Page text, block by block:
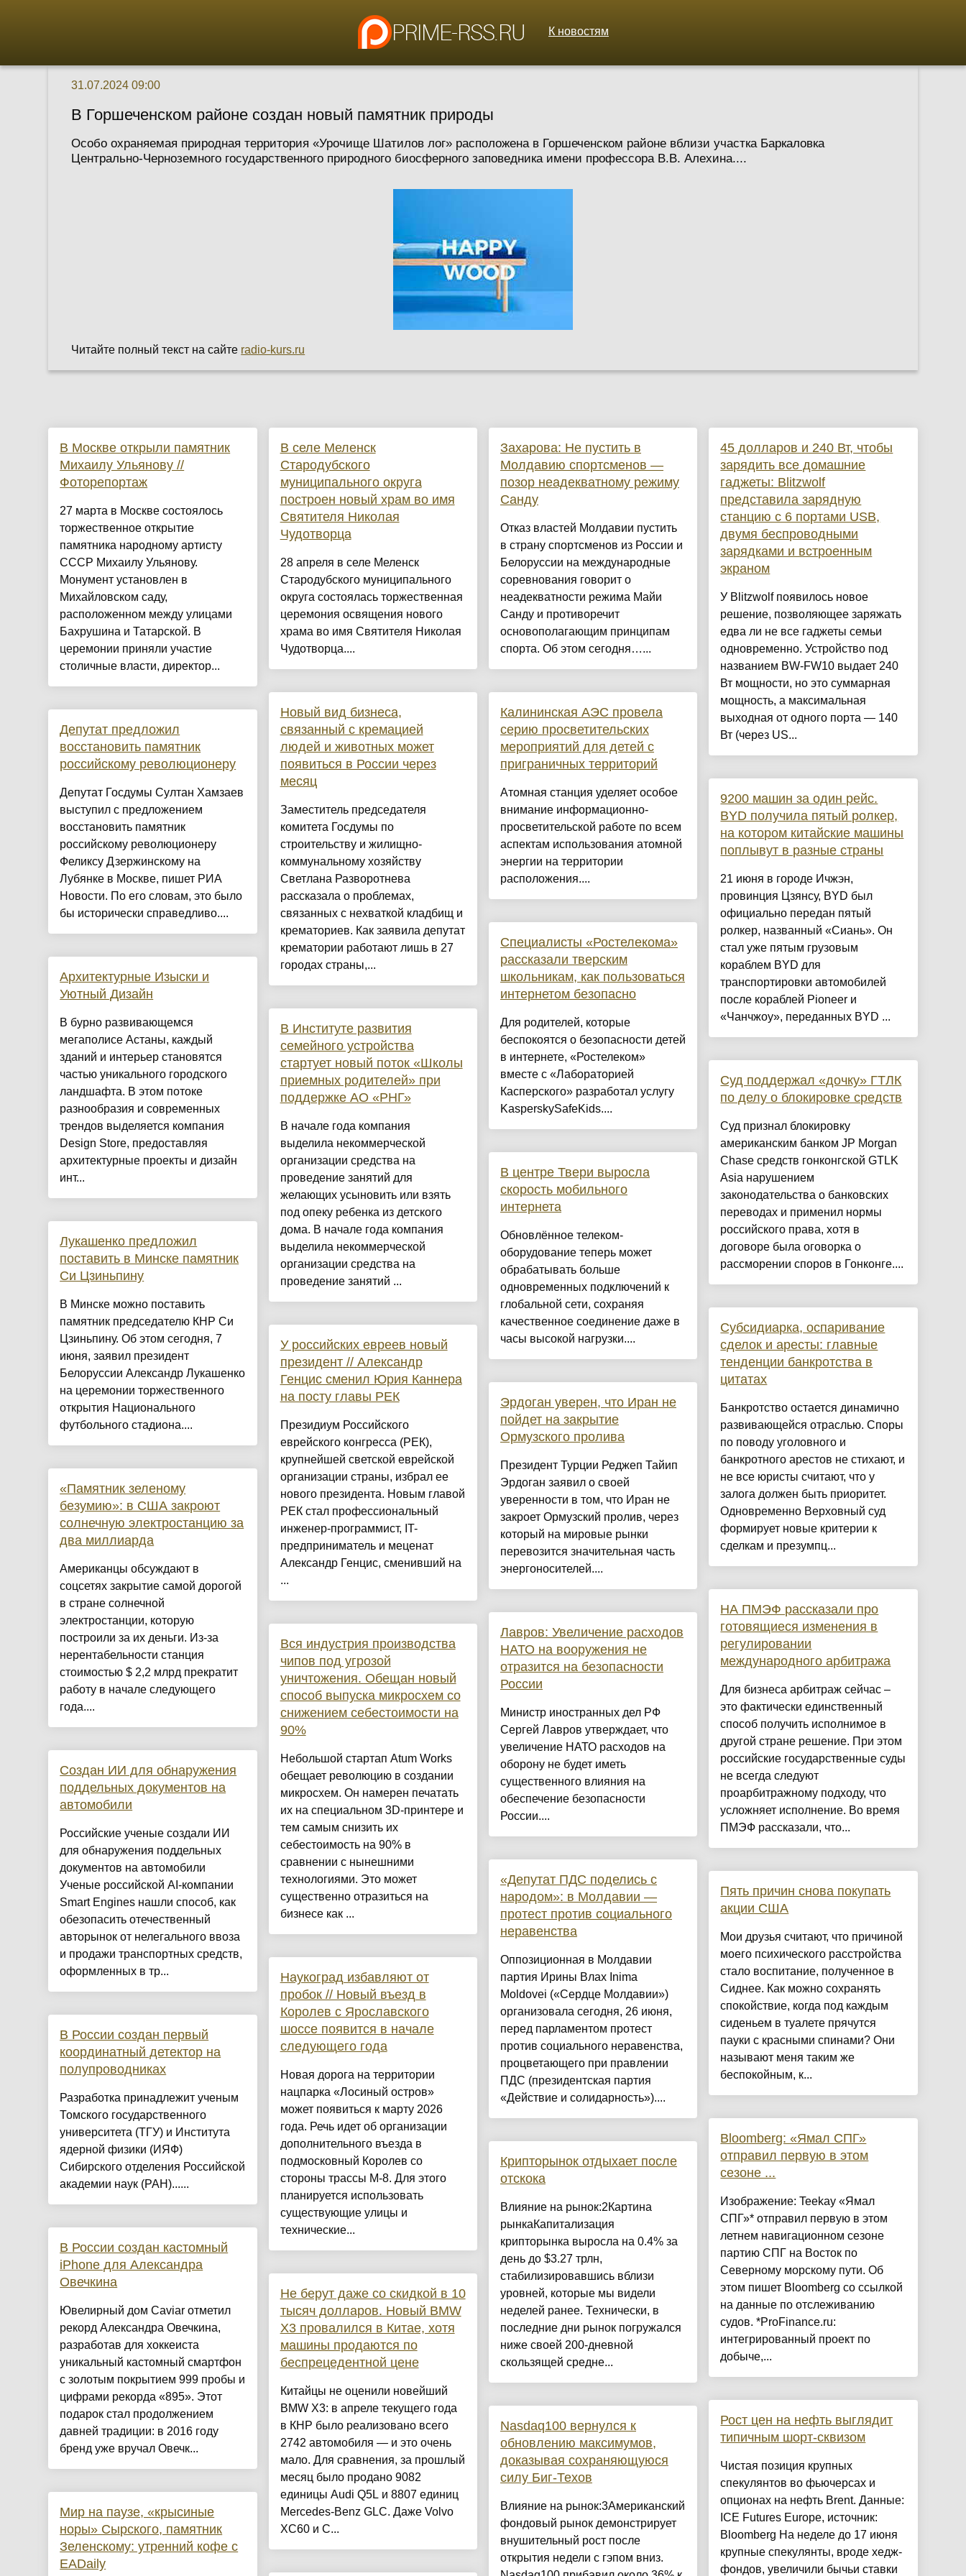
К новостям
31.07.2024 09:00
В Горшеченском районе создан новый памятник природы
Особо охраняемая природная территория «Урочище Шатилов лог» расположена в Горшеченском районе вблизи участка Баркаловка
Центрально-Черноземного государственного природного биосферного заповедника имени профессора В.В. Алехина....
Читайте полный текст на сайте radio-kurs.ru
В Москве открыли памятник
Михаилу Ульянову //
Фоторепортаж
27 марта в Москве состоялось
торжественное открытие
памятника народному артисту
СССР Михаилу Ульянову.
Монумент установлен в
Михайловском саду,
расположенном между улицами
Бахрушина и Татарской. В
церемонии приняли участие
столичные власти, директор...
Депутат предложил
восстановить памятник
российскому революционеру
Депутат Госдумы Султан Хамзаев
выступил с предложением
восстановить памятник
российскому революционеру
Феликсу Дзержинскому на
Лубянке в Москве, пишет РИА
Новости. По его словам, это было
бы исторически справедливо....
Архитектурные Изыски и
Уютный Дизайн
​В бурно развивающемся
мегаполисе Астаны, каждый
зданий и интерьер становятся
частью уникального городского
ландшафта. В этом потоке
разнообразия и современных
трендов выделяется компания
Design Store, предоставляя
архитектурные проекты и дизайн
инт...
Лукашенко предложил
поставить в Минске памятник
Си Цзиньпину
В Минске можно поставить
памятник председателю КНР Си
Цзиньпину. Об этом сегодня, 7
июня, заявил президент
Белоруссии Александр Лукашенко
на церемонии торжественного
открытия Национального
футбольного стадиона....
«Памятник зеленому
безумию»: в США закроют
солнечную электростанцию за
два миллиарда
Американцы обсуждают в
соцсетях закрытие самой дорогой
в стране солнечной
электростанции, которую
построили за их деньги. Из-за
нерентабельности станция
стоимостью $ 2,2 млрд прекратит
работу в начале следующего
года....
Создан ИИ для обнаружения
поддельных документов на
автомобили
Российские ученые создали ИИ
для обнаружения поддельных
документов на автомобили
Ученые российской AI-компании
Smart Engines нашли способ, как
обезопасить отечественный
авторынок от нелегального ввоза
и продажи транспортных средств,
оформленных в тр...
В России создан первый
координатный детектор на
полупроводниках
Разработка принадлежит ученым
Томского государственного
университета (ТГУ) и Института
ядерной физики (ИЯФ)
Сибирского отделения Российской
академии наук (РАН)......
В России создан кастомный
iPhone для Александра
Овечкина
Ювелирный дом Caviar отметил
рекорд Александра Овечкина,
разработав для хоккеиста
уникальный кастомный смартфон
с золотым покрытием 999 пробы и
цифрами рекорда «895». Этот
подарок стал продолжением
давней традиции: в 2016 году
бренд уже вручал Овечк...
Мир на паузе, «крысиные
норы» Сырского, памятник
Зеленскому: утренний кофе с
EADaily
В селе Меленск
Стародубского
муниципального округа
построен новый храм во имя
Святителя Николая
Чудотворца
28 апреля в селе Меленск
Стародубского муниципального
округа состоялась торжественная
церемония освящения нового
храма во имя Святителя Николая
Чудотворца....
Новый вид бизнеса,
связанный с кремацией
людей и животных может
появиться в России через
месяц
Заместитель председателя
комитета Госдумы по
строительству и жилищно-
коммунальному хозяйству
Светлана Разворотнева
рассказала о проблемах,
связанных с нехваткой кладбищ и
крематориев. Как заявила депутат
крематории работают лишь в 27
городах страны,...
В Институте развития
семейного устройства
стартует новый поток «Школы
приемных родителей» при
поддержке АО «РНГ»
В начале года компания
выделила некоммерческой
организации средства на
проведение занятий для
желающих усыновить или взять
под опеку ребенка из детского
дома. В начале года компания
выделила некоммерческой
организации средства на
проведение занятий ...
У российских евреев новый
президент // Александр
Генцис сменил Юрия Каннера
на посту главы РЕК
Президиум Российского
еврейского конгресса (РЕК),
крупнейшей светской еврейской
организации страны, избрал ее
нового президента. Новым главой
РЕК стал профессиональный
инженер-программист, IT-
предприниматель и меценат
Александр Генцис, сменивший на
...
Вся индустрия производства
чипов под угрозой
уничтожения. Обещан новый
способ выпуска микросхем со
снижением себестоимости на
90%
Небольшой стартап Atum Works
обещает революцию в создании
микросхем. Он намерен печатать
их на специальном 3D-принтере и
тем самым снизить их
себестоимость на 90% в
сравнении с нынешними
технологиями. Это может
существенно отразиться на
бизнесе как ...
Наукоград избавляют от
пробок // Новый въезд в
Королев с Ярославского
шоссе появится в начале
следующего года
Новая дорога на территории
нацпарка «Лосиный остров»
может появиться к марту 2026
года. Речь идет об организации
дополнительного въезда в
подмосковный Королев со
стороны трассы М-8. Для этого
планируется использовать
существующие улицы и
технические...
Не берут даже со скидкой в 10
тысяч долларов. Новый BMW
X3 провалился в Китае, хотя
машины продаются по
беспрецедентной цене
Китайцы не оценили новейший
BMW X3: в апреле текущего года
в КНР было реализовано всего
2742 автомобиля — и это очень
мало. Для сравнения, за прошлый
месяц было продано 9082
единицы Audi Q5L и 8807 единиц
Mercedes-Benz GLC. Даже Volvo
XC60 и C...
Захарова: Не пустить в
Молдавию спортсменов —
позор неадекватному режиму
Санду
Отказ властей Молдавии пустить
в страну спортсменов из России и
Белоруссии на международные
соревнования говорит о
неадекватности режима Майи
Санду и противоречит
основополагающим принципам
спорта. Об этом сегодня…...
Калининская АЭС провела
серию просветительских
мероприятий для детей с
приграничных территорий
Атомная станция уделяет особое
внимание информационно-
просветительской работе по всем
аспектам использования атомной
энергии на территории
расположения....
Специалисты «Ростелекома»
рассказали тверским
школьникам, как пользоваться
интернетом безопасно
Для родителей, которые
беспокоятся о безопасности детей
в интернете, «Ростелеком»
вместе с «Лабораторией
Касперского» разработал услугу
KasperskySafeKids....
В центре Твери выросла
скорость мобильного
интернета
Обновлённое телеком-
оборудование теперь может
обрабатывать больше
одновременных подключений к
глобальной сети, сохраняя
качественное соединение даже в
часы высокой нагрузки....
Эрдоган уверен, что Иран не
пойдет на закрытие
Ормузского пролива
Президент Турции Реджеп Тайип
Эрдоган заявил о своей
уверенности в том, что Иран не
закроет Ормузский пролив, через
который на мировые рынки
перевозится значительная часть
энергоносителей....
Лавров: Увеличение расходов
НАТО на вооружения не
отразится на безопасности
России
Министр иностранных дел РФ
Сергей Лавров утверждает, что
увеличение НАТО расходов на
оборону не будет иметь
существенного влияния на
обеспечение безопасности
России....
«Депутат ПДС поделись с
народом»: в Молдавии —
протест против социального
неравенства
Оппозиционная в Молдавии
партия Ирины Влах Inima
Moldovei («Сердце Молдавии»)
организовала сегодня, 26 июня,
перед парламентом протест
против социального неравенства,
процветающего при правлении
ПДС (президентская партия
«Действие и солидарность»)....
Крипторынок отдыхает после
отскока
Влияние на рынок:2Картина
рынкаКапитализация
крипторынка выросла на 0.4% за
день до $3.27 трлн,
стабилизировавшись вблизи
уровней, которые мы видели
неделей ранее. Технически, в
последние дни рынок погружался
ниже своей 200-дневной
скользящей средне...
Nasdaq100 вернулся к
обновлению максимумов,
доказывая сохраняющуюся
силу Биг-Техов
Влияние на рынок:3Американский
фондовый рынок демонстрирует
внушительный рост после
открытия недели с гэпом вниз.
45 долларов и 240 Вт, чтобы
зарядить все домашние
гаджеты: Blitzwolf
представила зарядную
станцию с 6 портами USB,
двумя беспроводными
зарядками и встроенным
экраном
У Blitzwolf появилось новое
решение, позволяющее заряжать
едва ли не все гаджеты семьи
одновременно. Устройство под
названием BW-FW10 выдает 240
Вт мощности, но это суммарная
мощность, а максимальная
выходная от одного порта — 140
Вт (через US...
9200 машин за один рейс.
BYD получила пятый ролкер,
на котором китайские машины
поплывут в разные страны
21 июня в городе Ичжэн,
провинция Цзянсу, BYD был
официально передан пятый
ролкер, названный «Сиань». Он
стал уже пятым грузовым
кораблем BYD для
транспортировки автомобилей
после кораблей Pioneer и
«Чанчжоу», переданных BYD ...
Суд поддержал «дочку» ГТЛК
по делу о блокировке средств
Суд признал блокировку
американским банком JP Morgan
Chase средств гонконгской GTLK
Asia нарушением
законодательства о банковских
переводах и применил нормы
российского права, хотя в
договоре была оговорка о
рассморении споров в Гонконге....
Субсидиарка, оспаривание
сделок и аресты: главные
тенденции банкротства в
цитатах
Банкротство остается динамично
развивающейся отраслью. Споры
по поводу уголовного и
банкротного арестов не стихают, и
не все юристы считают, что у
залога должен быть приоритет.
Одновременно Верховный суд
формирует новые критерии к
сделкам и презумпц...
НА ПМЭФ рассказали про
готовящиеся изменения в
регулировании
международного арбитража
Для бизнеса арбитраж сейчас –
это фактически единственный
способ получить исполнимое в
другой стране решение. При этом
российские государственные суды
не всегда следуют
проарбитражному подходу, что
усложняет исполнение. Во время
ПМЭФ рассказали, что...
Пять причин снова покупать
акции США
Мои друзья считают, что причиной
моего психического расстройства
стало воспитание, полученное в
Сиднее. Как можно сохранять
спокойствие, когда под каждым
сиденьем в туалете прячутся
пауки с красными спинами? Они
называют меня таким же
беспокойным, к...
Bloomberg: «Ямал СПГ»
отправил первую в этом
сезоне ...
Изображение: Teekay «Ямал
СПГ»* отправил первую в этом
летнем навигационном сезоне
партию СПГ на Восток по
Северному морскому пути. Об
этом пишет Bloomberg со ссылкой
на данные по отслеживанию
судов. *ProFinance.ru:
интегрированный проект по
добыче,...
Рост цен на нефть выглядит
типичным шорт-сквизом
Чистая позиция крупных
спекулянтов во фьючерсах и
опционах на нефть Brent. Данные:
ICE Futures Europe, источник:
Bloomberg На неделе до 17 июня
крупные спекулянты, вроде хедж-
фондов, увеличили бычьи ставки